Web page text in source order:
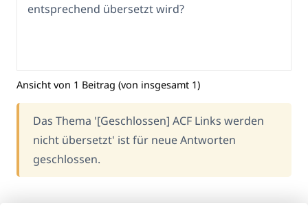
entsprechend übersetzt wird?
Ansicht von 1 Beitrag (von insgesamt 1)
Das Thema '[Geschlossen] ACF Links werden
nicht übersetzt' ist für neue Antworten
geschlossen.